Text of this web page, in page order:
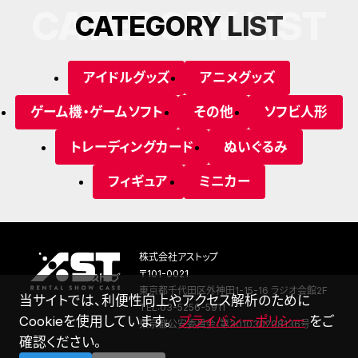
CATEGORY LIST
CATEGORY LIST
アイドルグッズ アニメグッズ
ゲーム機・ゲームソフト その他 ソフビ人形
トレーディングカード ぬいぐるみ
フィギュア ミニカー
株式会社アストップ
〒101-0021
東京都千代田区外神田1-15-16 ラジオ会館2F
TEL:03-5256-5911
東京都公安委員会：第301030208136号
当サイトでは、利便性向上やアクセス解析のために
Cookieを使用しています。プライバシーポリシーをご
確認ください。